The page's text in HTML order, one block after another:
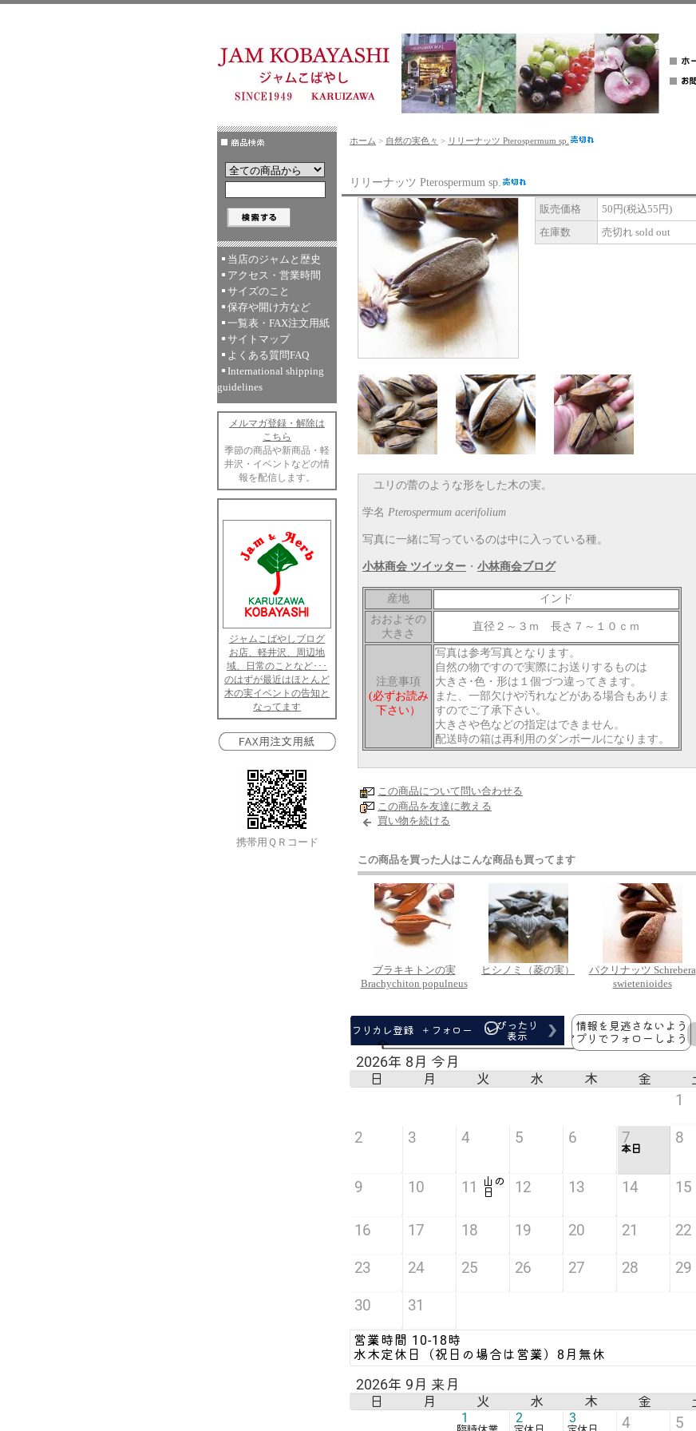
当店のジャムと歴史
アクセス・営業時間
サイズのこと
保存や開け方など
一覧表・FAX注文用紙
サイトマップ
よくある質問FAQ
International shipping
guidelines
メルマガ登録・解除は
こちら
季節の商品や新商品・軽
井沢・イベントなどの情
報を配信します。
ジャムこばやしブログ
お店、軽井沢、周辺地
域、日常のことなど･･･
のはずが最近はほとんど
木の実イベントの告知と
なってます
携帯用ＱＲコード
ホーム > 自然の実色々 > リリーナッツ Pterospermum sp.
リリーナッツ Pterospermum sp.
販売価格
50円(税込55円)
在庫数
売切れ sold out
ユリの蕾のような形をした木の実。
学名 Pterospermum acerifolium
写真に一緒に写っているのは中に入っている種。
小林商会 ツイッター ・ 小林商会ブログ
産地
インド
おおよその
大きさ
直径２～３ｍ 長さ７～１０ｃｍ
注意事項
(必ずお読み
下さい）
写真は参考写真となります。
自然の物ですので実際にお送りするものは
大きさ･色・形は１個づつ違ってきます。
また、一部欠けや汚れなどがある場合もありま
すのでご了承下さい。
大きさや色などの指定はできません。
配送時の箱は再利用のダンボールになります。
この商品について問い合わせる
この商品を友達に教える
買い物を続ける
この商品を買った人はこんな商品も買ってます
ブラキキトンの実
Brachychiton populneus
ヒシノミ（菱の実）
パクリナッツ Schrebera
swietenioides